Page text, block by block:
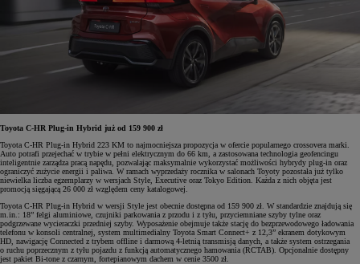
Toyota C-HR Plug-in Hybrid już od 159 900 zł
Toyota C-HR Plug-in Hybrid 223 KM to najmocniejsza propozycja w ofercie popularnego crossovera marki.
Auto potrafi przejechać w trybie w pełni elektrycznym do 66 km, a zastosowana technologia geofencingu
inteligentnie zarządza pracą napędu, pozwalając maksymalnie wykorzystać możliwości hybrydy plug-in oraz
ograniczyć zużycie energii i paliwa. W ramach wyprzedaży rocznika w salonach Toyoty pozostała już tylko
niewielka liczba egzemplarzy w wersjach Style, Executive oraz Tokyo Edition. Każda z nich objęta jest
promocją sięgającą 26 000 zł względem ceny katalogowej.
Toyota C-HR Plug-in Hybrid w wersji Style jest obecnie dostępna od 159 900 zł. W standardzie znajdują się
m.in.: 18” felgi aluminiowe, czujniki parkowania z przodu i z tyłu, przyciemniane szyby tylne oraz
podgrzewane wycieraczki przedniej szyby. Wyposażenie obejmuje także stację do bezprzewodowego ładowania
telefonu w konsoli centralnej, system multimedialny Toyota Smart Connect+ z 12,3” ekranem dotykowym
HD, nawigację Connected z trybem offline i darmową 4-letnią transmisją danych, a także system ostrzegania
o ruchu poprzecznym z tyłu pojazdu z funkcją automatycznego hamowania (RCTAB). Opcjonalnie dostępny
jest pakiet Bi-tone z czarnym, fortepianowym dachem w cenie 3500 zł.